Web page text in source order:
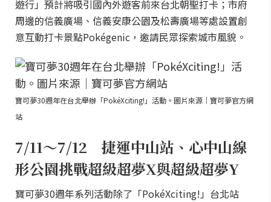
遊行」預計將吸引國內外遊客前來台北朝聖打卡；市府
周邊的信義廣場、信義安康公園及松壽廣場等處設置創
意互動打卡景點Pokégenic，邀請民眾探索城市風貌。
寶可夢30週年在台北舉辦「PokéXciting!」活動。圖片來源｜寶可夢官方網
站
7/11～7/12 捷運中山站、心中山線
形公園挑戰超級超夢X與超級超夢Y
寶可夢30週年系列活動除了「PokéXciting!」台北站